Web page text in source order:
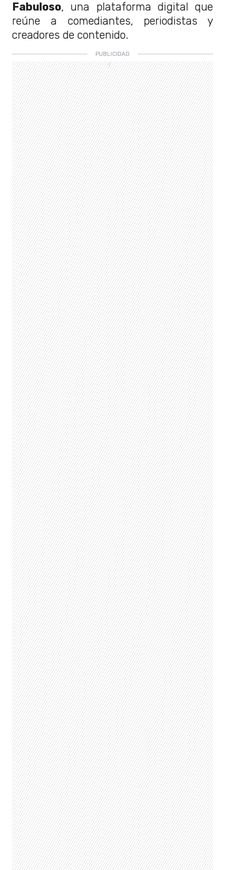
Fabuloso, una plataforma digital que
reúne a comediantes, periodistas y
creadores de contenido.